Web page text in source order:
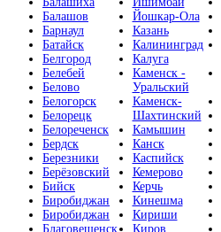
Балашов
Барнаул
Батайск
Белгород
Белебей
Белово
Белогорск
Белорецк
Белореченск
Бердск
Березники
Берёзовский
Бийск
Биробиджан
Биробиджан
Благовещенск
Йошкар-Ола
Казань
Калининград
Калуга
Каменск -
Уральский
Каменск-
Шахтинский
Камышин
Канск
Каспийск
Кемерово
Керчь
Кинешма
Кириши
Киров